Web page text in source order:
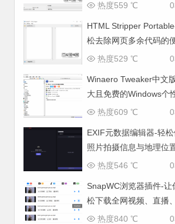
热度559 ℃
HTML Stripper
松去除网页多余代码的
工具热度529 ℃
Winaero Tweaker中文
大且免费的Windows个
与系统优化工具
热度609 ℃
EXIF元数据编辑器-轻
照片拍摄信息与地理位
热度546 ℃
SnapWC浏览器插件-让
松下载全网视频、直播
幕与图片
热度840 ℃